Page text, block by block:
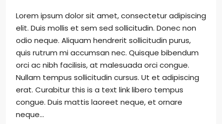
Lorem ipsum dolor sit amet, consectetur adipiscing
elit. Duis mollis et sem sed sollicitudin. Donec non
odio neque. Aliquam hendrerit sollicitudin purus,
quis rutrum mi accumsan nec. Quisque bibendum
orci ac nibh facilisis, at malesuada orci congue.
Nullam tempus sollicitudin cursus. Ut et adipiscing
erat. Curabitur this is a text link libero tempus
congue. Duis mattis laoreet neque, et ornare
neque...